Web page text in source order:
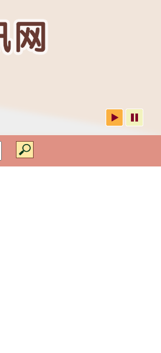
院舍类别